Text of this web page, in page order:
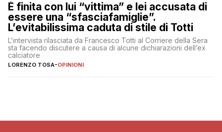
È finita con lui “vittima” e lei accusata di
essere una “sfasciafamiglie”.
L’evitabilissima caduta di stile di Totti
L’intervista rilasciata da Francesco Totti al Corriere della Sera
sta facendo discutere a causa di alcune dichiarazioni dell’ex
calciatore
LORENZO TOSA-OPINIONI